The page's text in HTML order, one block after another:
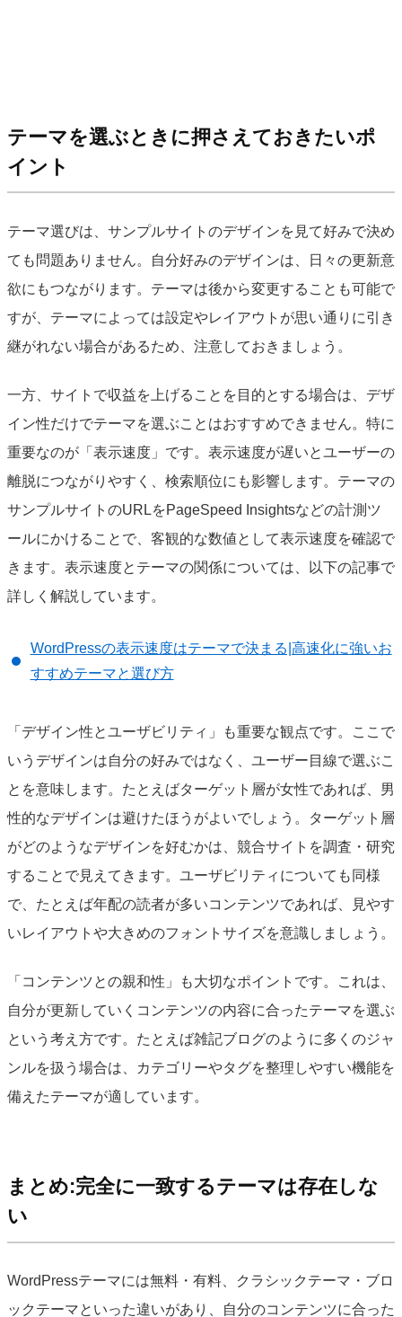
テーマを選ぶときに押さえておきたいポ
イント
テーマ選びは、サンプルサイトのデザインを見て好みで決め
ても問題ありません。自分好みのデザインは、日々の更新意
欲にもつながります。テーマは後から変更することも可能で
すが、テーマによっては設定やレイアウトが思い通りに引き
継がれない場合があるため、注意しておきましょう。
一方、サイトで収益を上げることを目的とする場合は、デザ
イン性だけでテーマを選ぶことはおすすめできません。特に
重要なのが「表示速度」です。表示速度が遅いとユーザーの
離脱につながりやすく、検索順位にも影響します。テーマの
サンプルサイトのURLをPageSpeed Insightsなどの計測ツ
ールにかけることで、客観的な数値として表示速度を確認で
きます。表示速度とテーマの関係については、以下の記事で
詳しく解説しています。
WordPressの表示速度はテーマで決まる|高速化に強いお
すすめテーマと選び方
「デザイン性とユーザビリティ」も重要な観点です。ここで
いうデザインは自分の好みではなく、ユーザー目線で選ぶこ
とを意味します。たとえばターゲット層が女性であれば、男
性的なデザインは避けたほうがよいでしょう。ターゲット層
がどのようなデザインを好むかは、競合サイトを調査・研究
することで見えてきます。ユーザビリティについても同様
で、たとえば年配の読者が多いコンテンツであれば、見やす
いレイアウトや大きめのフォントサイズを意識しましょう。
「コンテンツとの親和性」も大切なポイントです。これは、
自分が更新していくコンテンツの内容に合ったテーマを選ぶ
という考え方です。たとえば雑記ブログのように多くのジャ
ンルを扱う場合は、カテゴリーやタグを整理しやすい機能を
備えたテーマが適しています。
まとめ:完全に一致するテーマは存在しな
い
WordPressテーマには無料・有料、クラシックテーマ・ブロ
ックテーマといった違いがあり、自分のコンテンツに合った